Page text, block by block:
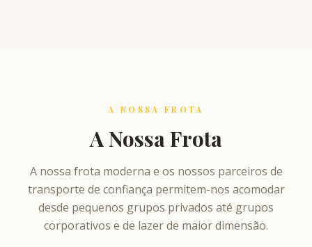
A NOSSA FROTA
A Nossa Frota
A nossa frota moderna e os nossos parceiros de
transporte de confiança permitem-nos acomodar
desde pequenos grupos privados até grupos
corporativos e de lazer de maior dimensão.